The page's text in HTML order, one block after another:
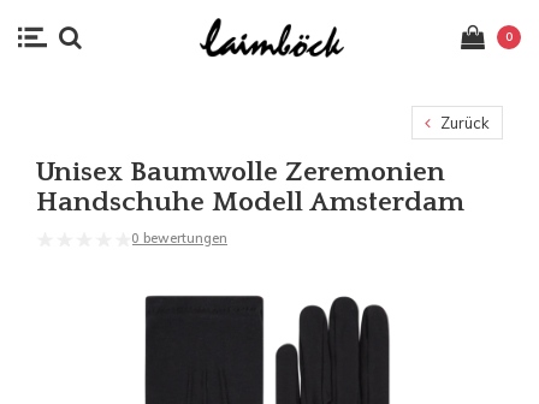
0
Zurück
Unisex Baumwolle Zeremonien
Handschuhe Modell Amsterdam
0 bewertungen